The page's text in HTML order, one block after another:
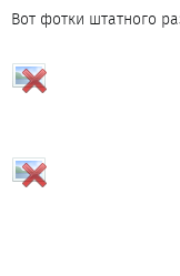
Вот фотки штатного